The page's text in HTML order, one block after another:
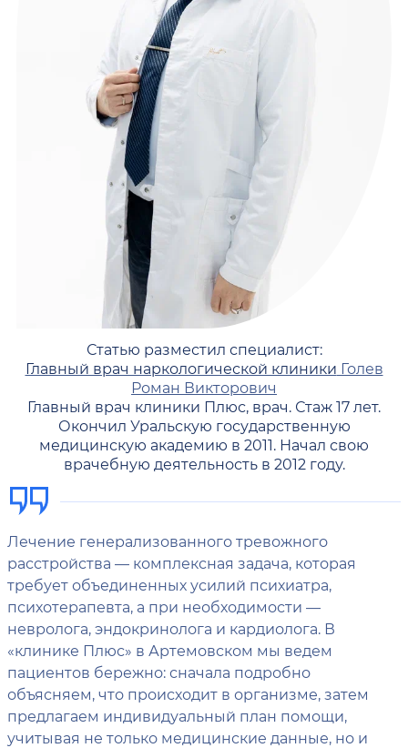
Статью разместил специалист:
Главный врач наркологической клиники Голев
Роман Викторович
Главный врач клиники Плюс, врач. Стаж 17 лет.
Окончил Уральскую государственную
медицинскую академию в 2011. Начал свою
врачебную деятельность в 2012 году.
Лечение генерализованного тревожного
расстройства — комплексная задача, которая
требует объединенных усилий психиатра,
психотерапевта, а при необходимости —
невролога, эндокринолога и кардиолога. В
«клинике Плюс» в Артемовском мы ведем
пациентов бережно: сначала подробно
объясняем, что происходит в организме, затем
предлагаем индивидуальный план помощи,
учитывая не только медицинские данные, но и